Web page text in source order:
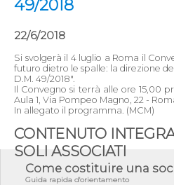
49/2018
22/6/2018
Si svolgerà il 4 luglio a Roma il
futuro dietro le spalle: la direzione
D.M. 49/2018".
Il Convegno si terrà alle ore 15,00
Aula 1, Via Pompeo Magno, 22 -
In allegato il programma. (MCM)
CONTENUTO
SOLI ASSOCIATI
Come costituire una
Guida rapida d'orientamento